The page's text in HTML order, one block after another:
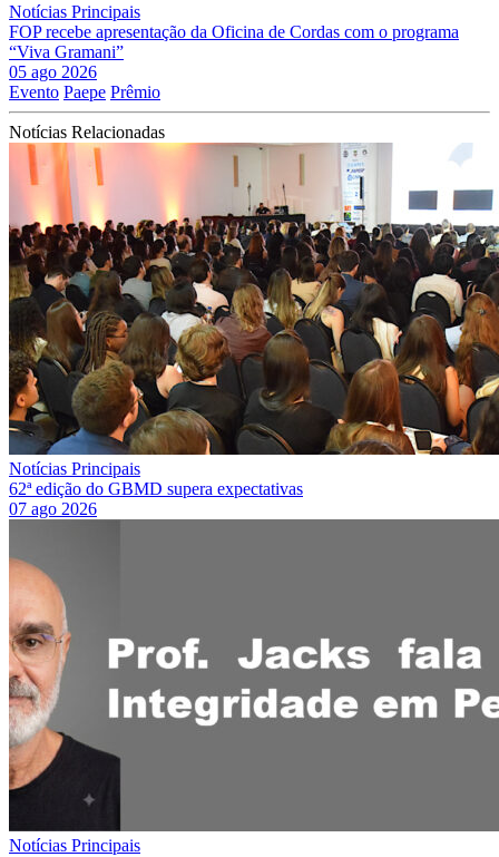
Notícias Principais
FOP recebe apresentação da Oficina de Cordas com o programa
“Viva Gramani”
05 ago 2026
Evento Paepe Prêmio
Notícias Relacionadas
Notícias Principais
62ª edição do GBMD supera expectativas
07 ago 2026
Notícias Principais